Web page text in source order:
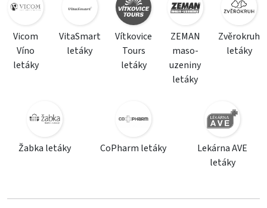
Vicom
Víno
letáky
VitaSmart
letáky
Vítkovice
Tours
letáky
ZEMAN
maso-
uzeniny
letáky
Zvěrokruh
letáky
Žabka letáky CoPharm letáky
Lekárna AVE
letáky